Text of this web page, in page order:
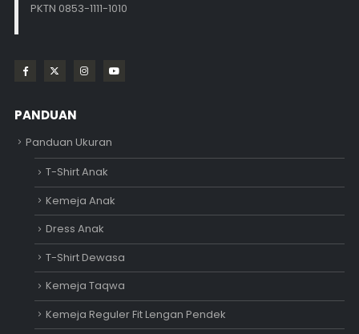
PKTN 0853-1111-1010
PANDUAN
Panduan Ukuran
T-Shirt Anak
Kemeja Anak
Dress Anak
T-Shirt Dewasa
Kemeja Taqwa
Kemeja Reguler Fit Lengan Pendek